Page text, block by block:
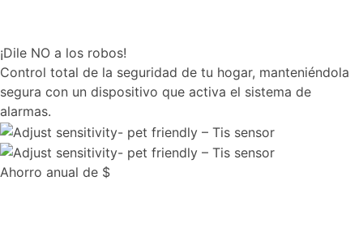
¡Dile NO a los robos!
Control total de la seguridad de tu hogar, manteniéndola
segura con un dispositivo que activa el sistema de
alarmas.
Ahorro anual de $